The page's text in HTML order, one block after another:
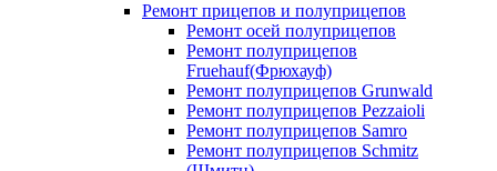
Ремонт прицепов и полуприцепов
Ремонт осей полуприцепов
Ремонт полуприцепов
Fruehauf(Фрюхауф)
Ремонт полуприцепов Grunwald
Ремонт полуприцепов Pezzaioli
Ремонт полуприцепов Samro
Ремонт полуприцепов Schmitz